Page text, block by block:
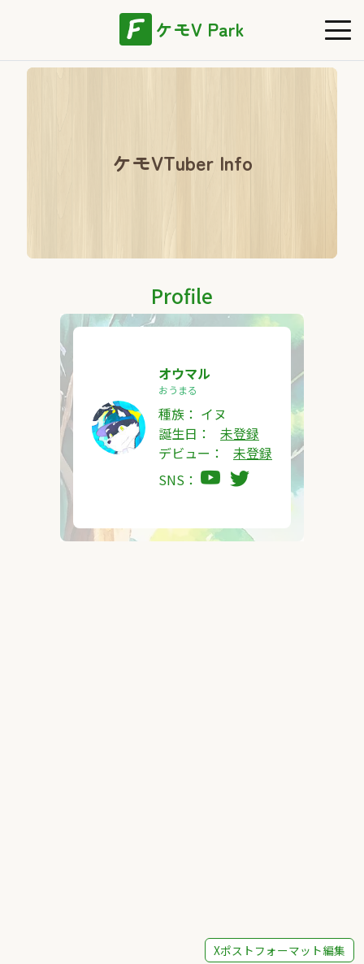
ケモV Park
ケモVTuber Info
Profile
オウマル
おうまる
種族： イヌ
誕生日：
未登録
デビュー：
未登録
SNS：
Xポストフォーマット編集